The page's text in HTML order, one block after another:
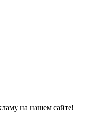
на нашем сайте!